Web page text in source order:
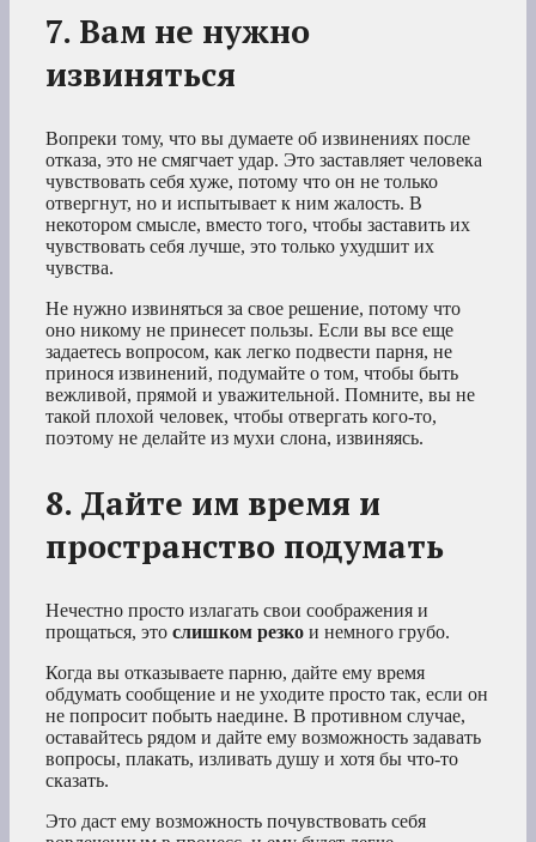
7. Вам не нужно
извиняться
Вопреки тому, что вы думаете об извинениях после
отказа, это не смягчает удар. Это заставляет человека
чувствовать себя хуже, потому что он не только
отвергнут, но и испытывает к ним жалость. В
некотором смысле, вместо того, чтобы заставить их
чувствовать себя лучше, это только ухудшит их
чувства.
Не нужно извиняться за свое решение, потому что
оно никому не принесет пользы. Если вы все еще
задаетесь вопросом, как легко подвести парня, не
принося извинений, подумайте о том, чтобы быть
вежливой, прямой и уважительной. Помните, вы не
такой плохой человек, чтобы отвергать кого-то,
поэтому не делайте из мухи слона, извиняясь.
8. Дайте им время и
пространство подумать
Нечестно просто излагать свои соображения и
прощаться, это слишком резко и немного грубо.
Когда вы отказываете парню, дайте ему время
обдумать сообщение и не уходите просто так, если он
не попросит побыть наедине. В противном случае,
оставайтесь рядом и дайте ему возможность задавать
вопросы, плакать, изливать душу и хотя бы что-то
сказать.
Это даст ему возможность почувствовать себя